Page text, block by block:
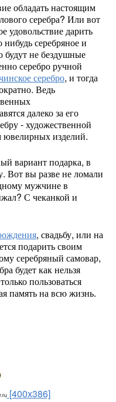
обладать настоящим
серебра? Или вот
удовольствие дарить
серебряное и
будут не бездушные
серебро ручной
серебро, и тогда
Ведь
далеко за его
- художественной
ювелирных изделий.
вариант подарка, в
Вот вы разве не ломали
мужчине в
С чеканкой и
, свадьбу, или на
подарить своим
серебряный самовар,
будет как нельзя
пользоваться
память на всю жизнь.
[400x386]